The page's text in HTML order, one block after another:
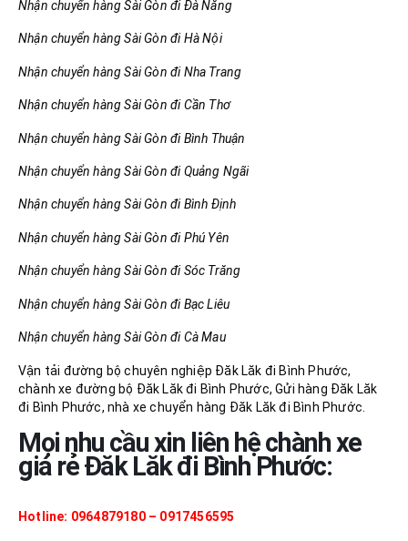
Nhận chuyển hàng Sài Gòn đi Đà Nẵng
Nhận chuyển hàng Sài Gòn đi Hà Nội
Nhận chuyển hàng Sài Gòn đi Nha Trang
Nhận chuyển hàng Sài Gòn đi Cần Thơ
Nhận chuyển hàng Sài Gòn đi Bình Thuận
Nhận chuyển hàng Sài Gòn đi Quảng Ngãi
Nhận chuyển hàng Sài Gòn đi Bình Định
Nhận chuyển hàng Sài Gòn đi Phú Yên
Nhận chuyển hàng Sài Gòn đi Sóc Trăng
Nhận chuyển hàng Sài Gòn đi Bạc Liêu
Nhận chuyển hàng Sài Gòn đi Cà Mau
Vận tải đường bộ chuyên nghiệp Đăk Lăk đi Bình Phước,
chành xe đường bộ Đăk Lăk đi Bình Phước, Gửi hàng Đăk Lăk
đi Bình Phước, nhà xe chuyển hàng Đăk Lăk đi Bình Phước.
Mọi nhu cầu xin liên hệ chành xe
giá rẻ Đăk Lăk đi Bình Phước:
Hotline: 0964879180 – 0917456595